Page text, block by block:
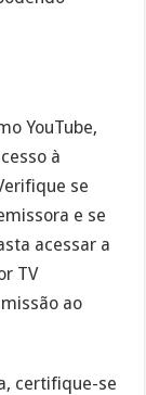
YouTube,
à
se
e se
acessar a
TV
ao
certifique-se